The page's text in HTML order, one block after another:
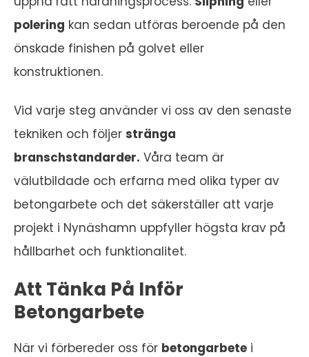
polering kan sedan utföras beroende på den
önskade finishen på golvet eller
konstruktionen.
Vid varje steg använder vi oss av den senaste
tekniken och följer stränga
branschstandarder. Våra team är
välutbildade och erfarna med olika typer av
betongarbete och det säkerställer att varje
projekt i Nynäshamn uppfyller högsta krav på
hållbarhet och funktionalitet.
Att Tänka På Inför
Betongarbete
När vi förbereder oss för betongarbete i